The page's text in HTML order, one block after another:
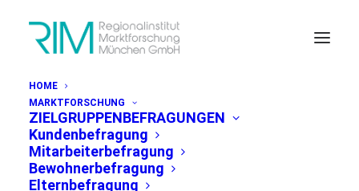
HOME
MARKTFORSCHUNG
ZIELGRUPPENBEFRAGUNGEN
Kundenbefragung
Mitarbeiterbefragung
Bewohnerbefragung
Elternbefragung
PRESSEMITTEILUNG MÜNCHEN, 19.06.2023